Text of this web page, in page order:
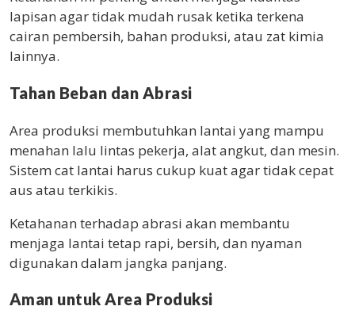
lapisan agar tidak mudah rusak ketika terkena
cairan pembersih, bahan produksi, atau zat kimia
lainnya.
Tahan Beban dan Abrasi
Area produksi membutuhkan lantai yang mampu
menahan lalu lintas pekerja, alat angkut, dan mesin.
Sistem cat lantai harus cukup kuat agar tidak cepat
aus atau terkikis.
Ketahanan terhadap abrasi akan membantu
menjaga lantai tetap rapi, bersih, dan nyaman
digunakan dalam jangka panjang.
Aman untuk Area Produksi